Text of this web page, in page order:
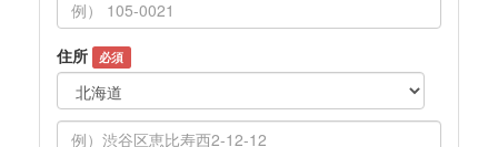
住所 必須